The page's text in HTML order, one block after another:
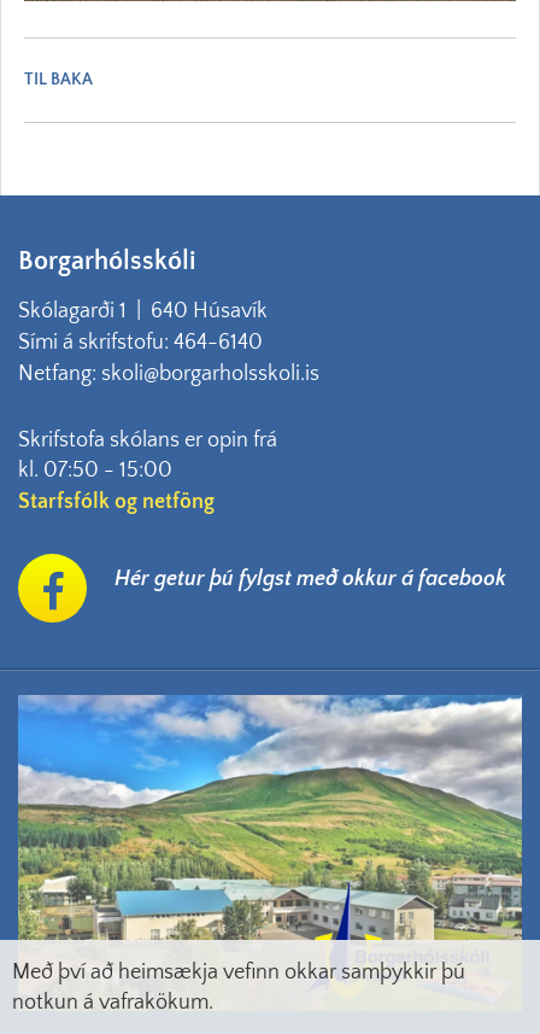
TIL BAKA
Borgarhólsskóli
Skólagarði 1 | 640 Húsavík
Sími á skrifstofu: 464-6140
Netfang: skoli@borgarholsskoli.is
Skrifstofa skólans er opin frá
kl. 07:50 - 15:00
Starfsfólk og netföng
Hér getur þú fylgst með okkur á facebook
Með því að heimsækja vefinn okkar samþykkir þú
notkun á vafrakökum.